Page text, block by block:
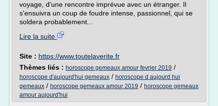
voyage, d'une rencontre imprévue avec un étranger. Il
s'ensuivra un coup de foudre intense, passionnel, qui se
soldera probablement...
Lire la suite
Site : https://www.toutelaverite.fr
Thèmes liés : horoscope gemeaux amour fevrier 2019 /
horoscope d'aujourd'hui gemeaux / horoscope d aujourd hui
gemeaux / horoscope gemeaux amour 2019 / horoscope gemeaux
amour aujourd'hui